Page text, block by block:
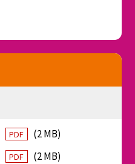
PDF
(2 MB)
PDF
(2 MB)